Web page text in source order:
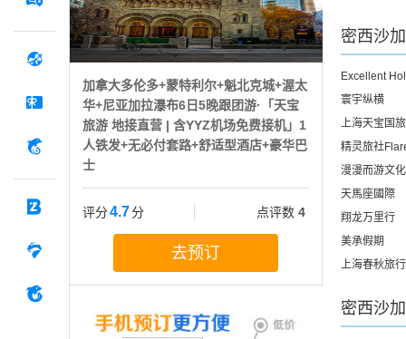
加拿大多伦多+蒙特利尔+魁北克城+渥太
华+尼亚加拉瀑布6日5晚跟团游·「天宝
旅游 地接直营 | 含YYZ机场免费接机」1
人铁发+无必付套路+舒适型酒店+豪华巴
士
评分4.7分 点评数 4
去预订
密西沙加
Excellent
寰宇纵横
上海天宝国旅
精灵旅社
漫漫而游文
天馬座國際
翔龙万里行
美承假期
上海春秋旅
密西沙加